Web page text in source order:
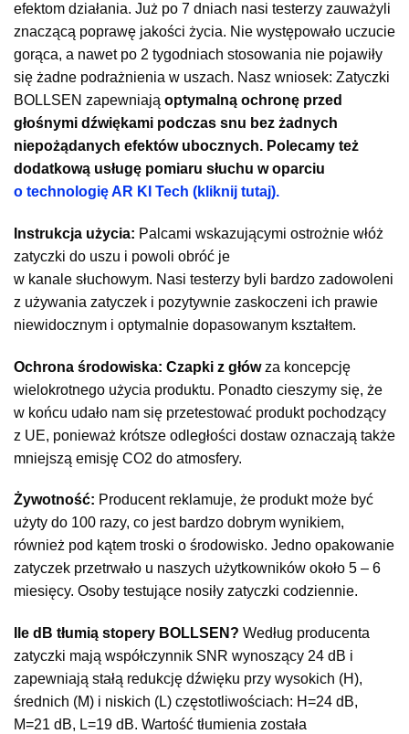
efektom działania. Już po 7 dniach nasi testerzy zauważyli
znaczącą poprawę jakości życia. Nie występowało uczucie
gorąca, a nawet po 2 tygodniach stosowania nie pojawiły
się żadne podrażnienia w uszach. Nasz wniosek: Zatyczki
BOLLSEN zapewniają optymalną ochronę przed
głośnymi dźwiękami podczas snu bez żadnych
niepożądanych efektów ubocznych. Polecamy też
dodatkową usługę pomiaru słuchu w oparciu
o technologię AR KI Tech (kliknij tutaj).
Instrukcja użycia: Palcami wskazującymi ostrożnie włóż
zatyczki do uszu i powoli obróć je
w kanale słuchowym. Nasi testerzy byli bardzo zadowoleni
z używania zatyczek i pozytywnie zaskoczeni ich prawie
niewidocznym i optymalnie dopasowanym kształtem.
Ochrona środowiska: Czapki z główza koncepcję
wielokrotnego użycia produktu. Ponadto cieszymy się, że
w końcu udało nam się przetestować produkt pochodzący
z UE, ponieważ krótsze odległości dostaw oznaczają także
mniejszą emisję CO2 do atmosfery.
Żywotność: Producent reklamuje, że produkt może być
użyty do 100 razy, co jest bardzo dobrym wynikiem,
również pod kątem troski o środowisko. Jedno opakowanie
zatyczek przetrwało u naszych użytkowników około 5 – 6
miesięcy. Osoby testujące nosiły zatyczki codziennie.
Ile dB tłumią stopery BOLLSEN? Według producenta
zatyczki mają współczynnik SNR wynoszący 24 dB i
zapewniają stałą redukcję dźwięku przy wysokich (H),
średnich (M) i niskich (L) częstotliwościach: H=24 dB,
M=21 dB, L=19 dB. Wartość tłumienia została